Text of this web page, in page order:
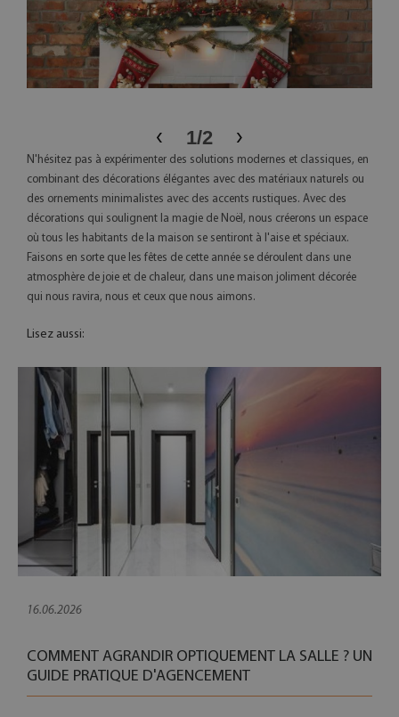
‹ 1/2 ›
N'hésitez pas à expérimenter des solutions modernes et classiques, en
combinant des décorations élégantes avec des matériaux naturels ou
des ornements minimalistes avec des accents rustiques. Avec des
décorations qui soulignent la magie de Noël, nous créerons un espace
où tous les habitants de la maison se sentiront à l'aise et spéciaux.
Faisons en sorte que les fêtes de cette année se déroulent dans une
atmosphère de joie et de chaleur, dans une maison joliment décorée
qui nous ravira, nous et ceux que nous aimons.
Lisez aussi:
16.06.2026
COMMENT AGRANDIR OPTIQUEMENT LA SALLE ? UN
GUIDE PRATIQUE D'AGENCEMENT